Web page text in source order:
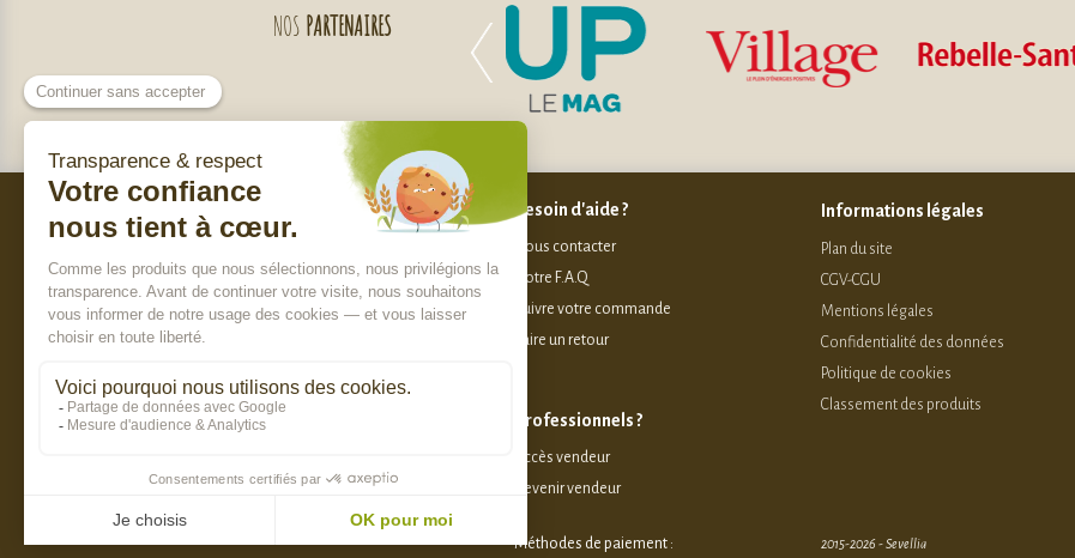
NOS PARTENAIRES
Charte de sélection des produits
Nos labels
MARTINE F.
Besoin d'aide ?
Nous contacter
Notre F.A.Q
Suivre votre commande
Faire un retour
Professionnels ?
Accès vendeur
Devenir vendeur
Méthodes de paiement :
Informations légales
Plan du site
CGV-CGU
Mentions légales
Confidentialité des données
Politique de cookies
Classement des produits
2015-2026 - Sevellia